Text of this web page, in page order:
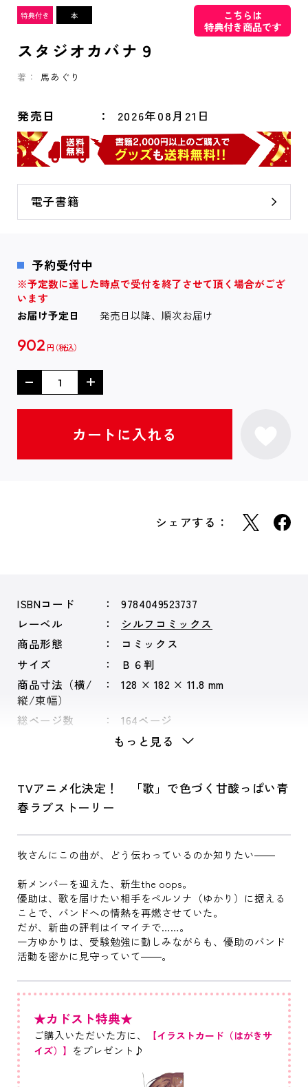
こちらは
特典付き商品です
スタジオカバナ９
著： 馬あぐり
発売日 2026年08月21日
電子書籍
予約受付中
※予定数に達した時点で受付を終了させて頂く場合がござ
います
お届け予定日
発売日以降、順次お届け
902 円
シェアする：
ISBNコード
9784049523737
レーベル
シルフコミックス
商品形態
コミックス
サイズ
Ｂ６判
商品寸法（横/
縦/束幅）
128 × 182 × 11.8 mm
総ページ数 164ページ
もっと見る
TVアニメ化決定！ 「歌」で色づく甘酸っぱい青
春ラブストーリー
牧さんにこの曲が、どう伝わっているのか知りたい――
新メンバーを迎えた、新生the oops。
優助は、歌を届けたい相手をペルソナ（ゆかり）に据える
ことで、バンドへの情熱を再燃させていた。
だが、新曲の評判はイマイチで……。
一方ゆかりは、受験勉強に勤しみながらも、優助のバンド
活動を密かに見守っていて――。
★カドスト特典★
ご購入いただいた方に、
【イラストカード（はがきサ
イズ）】 をプレゼント♪